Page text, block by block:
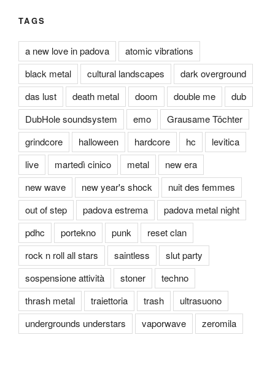
TAGS
a new love in padova
atomic vibrations
black metal
cultural landscapes
dark overground
das lust
death metal doom double me
dub
DubHole soundsystem
emo
Grausame Töchter
grindcore
halloween hardcore hc
levitica
live
martedì cinico metal
new era
new wave
new year's shock
nuit des femmes
out of step
padova estrema
padova metal night
pdhc
portekno punk
reset clan
rock n roll all stars
saintless
slut party
sospensione attività
stoner
techno
thrash metal
traiettoria trash
ultrasuono
undergrounds understars
vaporwave zeromila